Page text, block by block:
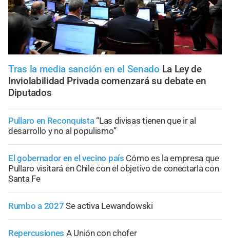
Tras la media sanción en el Senado La Ley de
Inviolabilidad Privada comenzará su debate en
Diputados
Pullaro en Reconquista“Las divisas tienen que ir al
desarrollo y no al populismo”
El gobernador en el vecino país Cómo es la empresa que
Pullaro visitará en Chile con el objetivo de conectarla con
Santa Fe
Rumbo a 2027 Se activa Lewandowski
Repercusiones A Unión con chofer